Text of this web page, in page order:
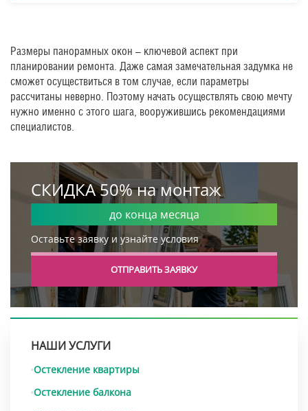
Размеры панорамных окон – ключевой аспект при
планировании ремонта. Даже самая замечательная задумка не
сможет осуществиться в том случае, если параметры
рассчитаны неверно. Поэтому начать осуществлять свою мечту
нужно именно с этого шага, вооружившись рекомендациями
специалистов.
СКИДКА 50% на монтаж
до конца месяца
Оставьте заявку и узнайте условия
ОТПРАВИТЬ ЗАЯВКУ
НАШИ УСЛУГИ
Остекление квартиры
Остекление балкона